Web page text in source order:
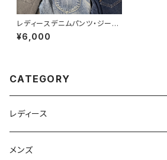
レディースデニムパンツ・ジーン
ズ30点セット（オールシーズン）
¥6,000
CATEGORY
レディース
フリマセット
メンズ